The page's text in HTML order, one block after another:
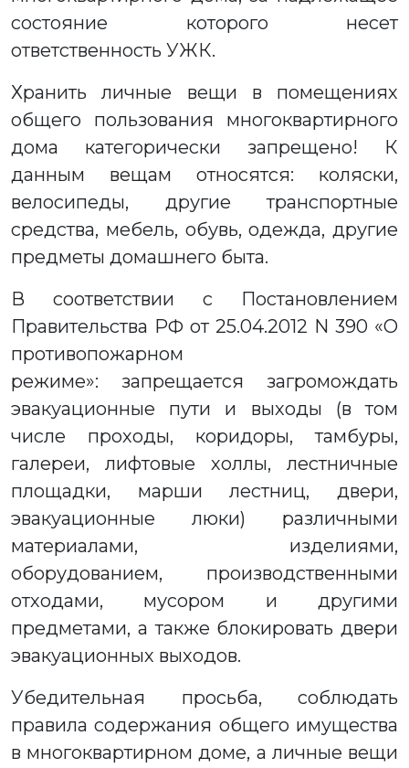
состояние которого несет
ответственность УЖК.
Хранить личные вещи в помещениях
общего пользования многоквартирного
дома категорически запрещено! К
данным вещам относятся: коляски,
велосипеды, другие транспортные
средства, мебель, обувь, одежда, другие
предметы домашнего быта.
В соответствии с Постановлением
Правительства РФ от 25.04.2012 N 390 «О
противопожарном
режиме»: запрещается загромождать
эвакуационные пути и выходы (в том
числе проходы, коридоры, тамбуры,
галереи, лифтовые холлы, лестничные
площадки, марши лестниц, двери,
эвакуационные люки) различными
материалами, изделиями,
оборудованием, производственными
отходами, мусором и другими
предметами, а также блокировать двери
эвакуационных выходов.
Убедительная просьба, соблюдать
правила содержания общего имущества
в многоквартирном доме, а личные вещи